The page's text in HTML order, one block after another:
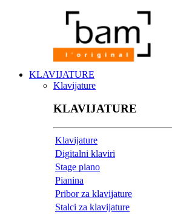
KLAVIJATURE
Klavijature
KLAVIJATURE
Klavijature
Digitalni klaviri
Stage piano
Pianina
Pribor za klavijature
Stalci za klavijature